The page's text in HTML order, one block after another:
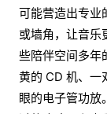
可能营造出专业
或墙角，让音乐
些陪伴空间多年
黄的 CD 机、一
眼的电子管功放